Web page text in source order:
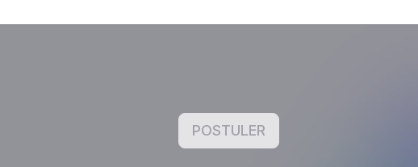
POSTULER